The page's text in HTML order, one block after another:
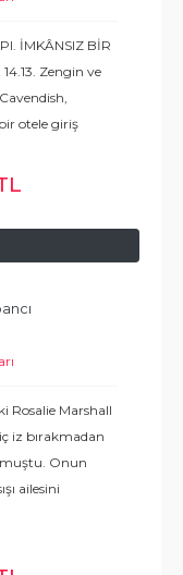
İMKÂNSIZ BİR
Zengin ve
otele giriş
sevgilisi,
Rosalie Marshall
iz bırakmadan
Onun
ailesini
iz yoktu.